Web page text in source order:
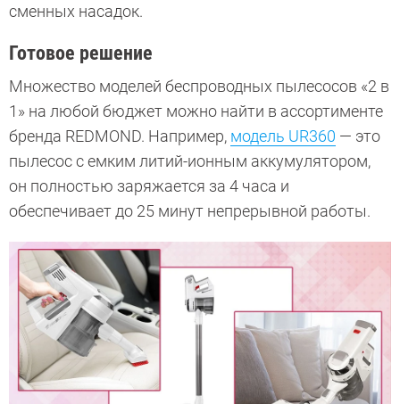
сменных насадок.
Готовое решение
Множество моделей беспроводных пылесосов «2 в
1» на любой бюджет можно найти в ассортименте
бренда REDMOND. Например, модель UR360 — это
пылесос с емким литий-ионным аккумулятором,
он полностью заряжается за 4 часа и
обеспечивает до 25 минут непрерывной работы.